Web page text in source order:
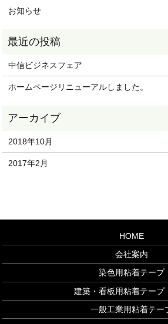
お知らせ
中信ビジネスフェア
ホームページリニューアルしました。
2018年10月
2017年2月
HOME
会社案内
染色用粘着テープ
建築・看板用粘着テープ
一般工業用粘着テー